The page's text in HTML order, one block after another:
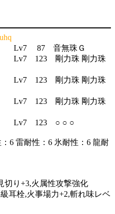
Lv7 87 音無珠Ｇ
123 剛力珠 剛力珠
123 剛力珠 剛力珠
123 剛力珠 剛力珠
Lv7 123 ○ ○ ○
6 雷耐性：6 氷耐性：6 龍耐
切り+3,火属性攻撃強化
耳栓,火事場力+2,斬れ味レベ